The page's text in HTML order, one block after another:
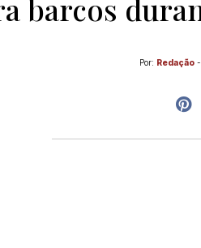
barcos
Por: Redação -